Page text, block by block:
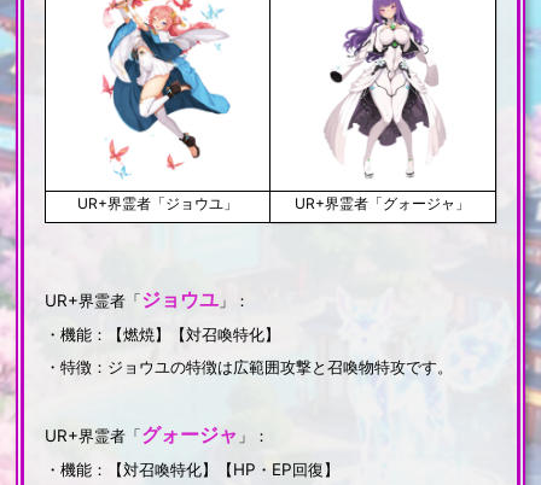
UR+界霊者「ジョウユ」 UR+界霊者「グォージャ」
UR+界霊者「ジョウユ」：
・機能：【燃焼】【対召喚特化】
・特徴：ジョウユの特徴は広範囲攻撃と召喚物特攻です。
UR+界霊者「グォージャ 」：
・機能：【対召喚特化】【HP・EP回復】